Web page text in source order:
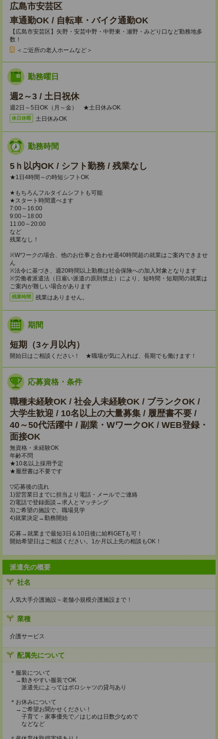
広島市安芸区
車通勤OK / 自転車・バイク通勤OK
【広島市安芸区】矢野・安芸中野・中野東・瀬野・みどり口など勤務地多
数！
＜ご近所の老人ホームなど＞
勤務曜日
週2～3 / 土日祝休
週2日～5日OK（月～金） ★土日休みOK
休日休暇 土日休みOK
勤務時間
5ｈ以内OK / シフト勤務 / 残業なし
★1日4時間～の時短シフトOK
★もちろんフルタイムシフトも可能
★スタート時間選べます
7:00～16:00
9:00～18:00
11:00～20:00
など
残業なし！
※Wワークの場合、他のお仕事と合わせ週40時間超の就業はご案内できませ
ん
※法令に基づき、週20時間以上勤務は社会保険への加入対象となります
※労働者派遣法（日雇い派遣の原則禁止）により、短時間・短期間の就業は
ご案内が難しい場合があります
残業時間 残業はありません。
期間
短期（3ヶ月以内）
開始日はご相談ください！ ★職場が気に入れば、長期でも働けます！
応募資格・条件
職種未経験OK / 社会人未経験OK / ブランクOK /
大学生歓迎 / 10名以上の大量募集 / 履歴書不要 /
40～50代活躍中 / 副業・WワークOK / WEB登録・
面接OK
無資格・未経験OK
年齢不問
★10名以上採用予定
★履歴書は不要です
▽応募後の流れ
1)翌営業日までに担当より電話・メールでご連絡
2)電話で登録面談→求人とマッチング
3)ご希望の施設で、職場見学
4)就業決定→勤務開始
応募→就業まで最短3日＆10日後に給料GETも可！
開始希望日はご相談ください。1か月以上先の相談もOK！
派遣先の概要
社名
人気大手介護施設～老舗小規模介護施設まで！
業種
介護サービス
配属先について
＊服装について
→動きやすい服装でOK
派遣先によってはポロシャツの貸与あり
＊お休みについて
→ご希望お聞かせください！
子育て・家事優先で／はじめは日数少なめで
などなど